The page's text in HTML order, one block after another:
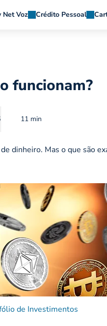
Net Voz Crédito Pessoal
funcionam?
11 min
dinheiro. Mas o que são
de Investimentos